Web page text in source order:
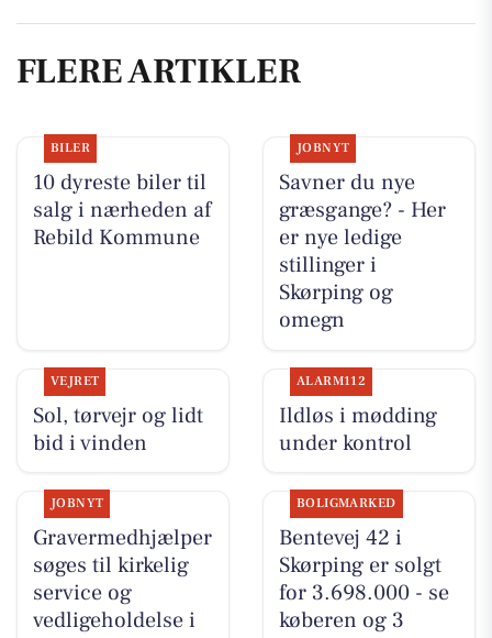
FLERE ARTIKLER
BILER
10 dyreste biler til
salg i nærheden af
Rebild Kommune
JOBNYT
Savner du nye
græsgange? - Her
er nye ledige
stillinger i
Skørping og
omegn
VEJRET
Sol, tørvejr og lidt
bid i vinden
ALARM112
Ildløs i mødding
under kontrol
JOBNYT
Gravermedhjælper
søges til kirkelig
service og
vedligeholdelse i
BOLIGMARKED
Bentevej 42 i
Skørping er solgt
for 3.698.000 - se
køberen og 3